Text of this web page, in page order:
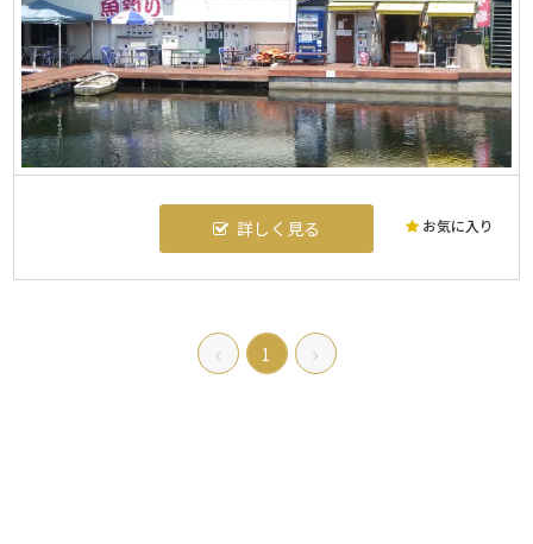
お気に入り
詳しく見る
1